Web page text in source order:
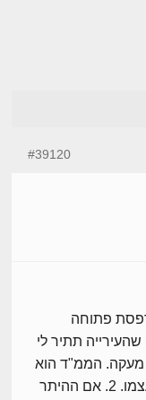
#39120
מרפסת פתוחה
תתיר לי
מעקה. הממ"ד הוא
חובה רק אם אתה מרחיב את המבנה עצמו. 2. אם ההיתר